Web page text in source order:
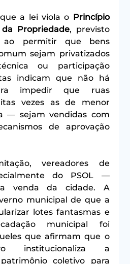
a lei viola o Princípio
Propriedade, previsto
ao permitir que bens
sejam privatizados
ou participação
indicam que não há
impedir que ruas
vezes as de menor
— sejam vendidas com
de aprovação
vereadores de
do PSOL —
venda da cidade. A
municipal de que a
lotes fantasmas e
municipal foi
que afirmam que o
institucionaliza a
coletivo para